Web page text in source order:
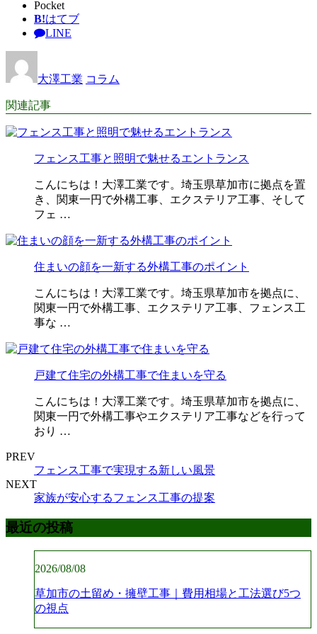
Pocket
B!はてブ
LINE
大澤工業 コラム
関連記事
フェンス工事と照明で魅せるエントランス
こんにちは！大澤工業です。埼玉県草加市に拠点を置
き、関東一円で外構工事、エクステリア工事、そして
フェ …
住まいの顔を一新する外構工事のポイント
こんにちは！大澤工業です。埼玉県草加市を拠点に、
関東一円で外構工事、エクステリア工事、フェンス工
事な …
戸建て住宅の外構工事で住まいを守る
こんにちは！大澤工業です。埼玉県草加市を拠点に、
関東一円で外構工事やエクステリア工事などを行って
おり …
PREV
フェンス工事で実現する新しい風景
NEXT
家族が安心するフェンス工事の提案
最近の投稿
2026/08/08
草加市の土留め・擁壁工事｜費用相場と工法選び5つ
の視点